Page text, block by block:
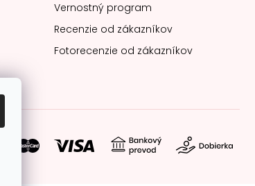
Vernostný program
Recenzie od zákazníkov
Fotorecenzie od zákazníkov